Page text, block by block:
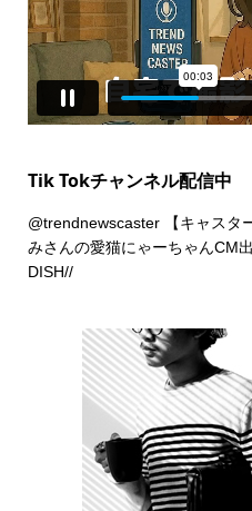
Tik Tokチャンネル配信中
@trendnewscaster【キャスタ
みさんの愛猫にゃーちゃん
DISH//